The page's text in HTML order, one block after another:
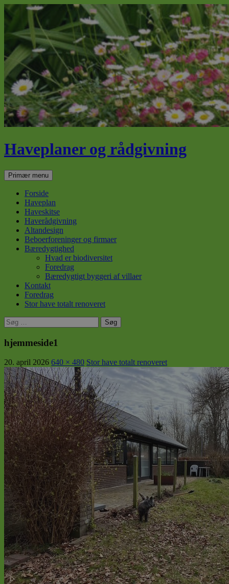
Haveplaner og rådgivning
SøgPrimær menu
til
Forside
Haveplan
Haveskitse
Haverådgivning
Altandesign
Beboerforeninger og firmaer
Bæredygtighed
Hvad er biodiversitet
Foredrag
Bæredygtigt byggeri af villaer
Kontakt
Foredrag
Stor have totalt renoveret
Søg
efter:
hjemmeside1
20. april 2026 640 × 480 Stor have totalt renoveret